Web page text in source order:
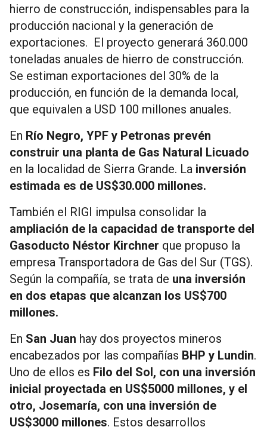
hierro de construcción, indispensables para la
producción nacional y la generación de
exportaciones. El proyecto generará 360.000
toneladas anuales de hierro de construcción.
Se estiman exportaciones del 30% de la
producción, en función de la demanda local,
que equivalen a USD 100 millones anuales.
En Río Negro, YPF y Petronas prevén
construir una planta de Gas Natural Licuado
en la localidad de Sierra Grande. La inversión
estimada es de US$30.000 millones.
También el RIGI impulsa consolidar la
ampliación de la capacidad de transporte del
Gasoducto Néstor Kirchner que propuso la
empresa Transportadora de Gas del Sur (TGS).
Según la compañía, se trata de una inversión
en dos etapas que alcanzan los US$700
millones.
En San Juan hay dos proyectos mineros
encabezados por las compañías BHP y Lundin.
Uno de ellos es Filo del Sol, con una inversión
inicial proyectada en US$5000 millones, y el
otro, Josemaría, con una inversión de
US$3000 millones. Estos desarrollos